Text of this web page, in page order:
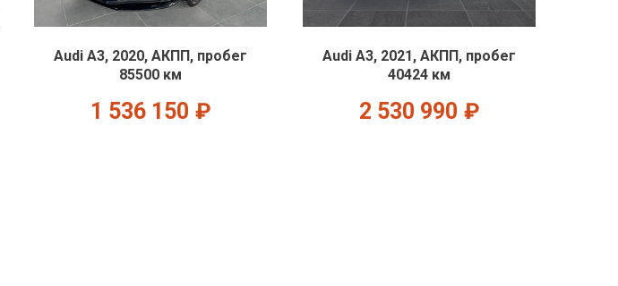
Audi A3, 2020, АКПП, пробег
85500 км
1 536 150 ₽
Audi A3, 2021, АКПП, пробег
40424 км
2 530 990 ₽